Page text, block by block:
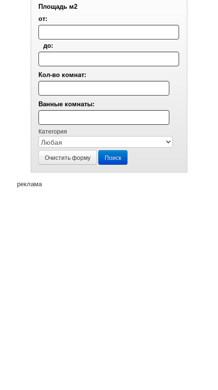
Площадь м2
от:
до:
Кол-во комнат:
Ванные комнаты:
Категория
Очистить форму Поиск
реклама